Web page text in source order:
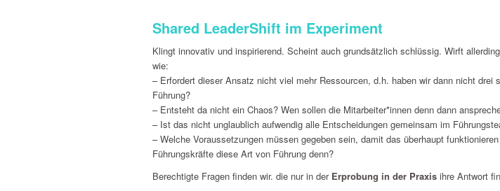
Shared LeaderShift im Experiment
Klingt innovativ und inspirierend. Scheint auch grundsätzlich schlüssig. Wirft
wie:
– Erfordert dieser Ansatz nicht viel mehr Ressourcen, d.h. haben wir dann nicht drei
Führung?
– Entsteht da nicht ein Chaos? Wen sollen die Mitarbeiter*innen denn dann
– Ist das nicht unglaublich aufwendig alle Entscheidungen gemeinsam im
– Welche Voraussetzungen müssen gegeben sein, damit das überhaupt
Führungskräfte diese Art von Führung denn?
Berechtigte Fragen finden wir. die nur in der Erprobung in der Praxis ihre Antwort